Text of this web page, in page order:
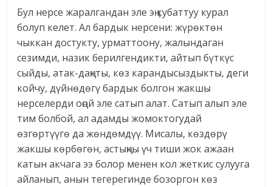
Бул нерсе жаралгандан эле эң кубаттуу курал
болуп келет. Ал бардык нерсени: жүрөктөн
чыккан достукту, урматтоону, жалындаган
сезимди, назик берилгендикти, айтып бүткүс
сыйды, атак-даңкты, көз карандысыздыкты, деги
койчу, дүйнөдөгү бардык болгон жакшы
нерселерди оңой эле сатып алат. Сатып алып эле
тим болбой, ал адамды жомоктогудай
өзгөртүүгө да жөндөмдүү. Мисалы, көздөрү
жакшы көрбөгөн, астыңкы үч тиши жок ажаан
катын акчага ээ болор менен кол жеткис сулууга
айланып, анын тегерегинде бозоргон көз